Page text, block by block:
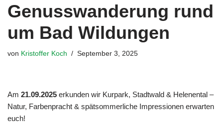
Genusswanderung rund
um Bad Wildungen
von Kristoffer Koch September 3, 2025
Am 21.09.2025 erkunden wir Kurpark, Stadtwald & Helenental –
Natur, Farbenpracht & spätsommerliche Impressionen erwarten
euch!